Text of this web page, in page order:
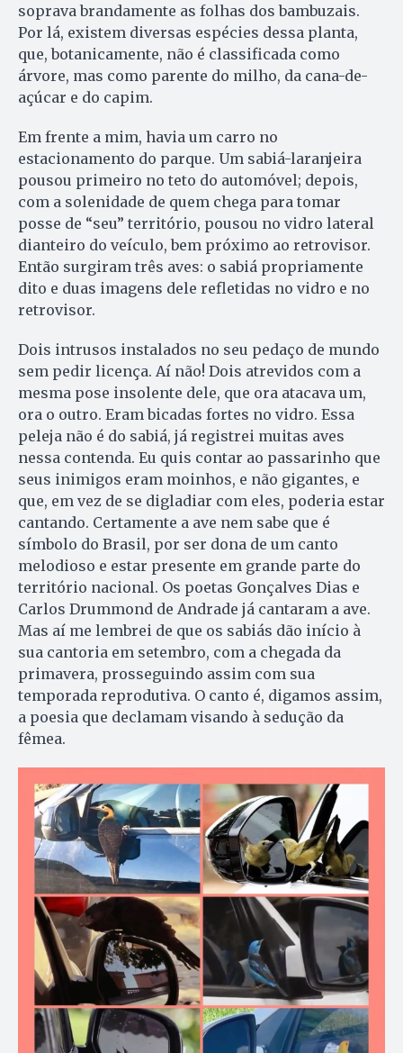
soprava brandamente as folhas dos bambuzais.
Por lá, existem diversas espécies dessa planta,
que, botanicamente, não é classificada como
árvore, mas como parente do milho, da cana-de-
açúcar e do capim.
Em frente a mim, havia um carro no
estacionamento do parque. Um sabiá-laranjeira
pousou primeiro no teto do automóvel; depois,
com a solenidade de quem chega para tomar
posse de “seu” território, pousou no vidro lateral
dianteiro do veículo, bem próximo ao retrovisor.
Então surgiram três aves: o sabiá propriamente
dito e duas imagens dele refletidas no vidro e no
retrovisor.
Dois intrusos instalados no seu pedaço de mundo
sem pedir licença. Aí não! Dois atrevidos com a
mesma pose insolente dele, que ora atacava um,
ora o outro. Eram bicadas fortes no vidro. Essa
peleja não é do sabiá, já registrei muitas aves
nessa contenda. Eu quis contar ao passarinho que
seus inimigos eram moinhos, e não gigantes, e
que, em vez de se digladiar com eles, poderia estar
cantando. Certamente a ave nem sabe que é
símbolo do Brasil, por ser dona de um canto
melodioso e estar presente em grande parte do
território nacional. Os poetas Gonçalves Dias e
Carlos Drummond de Andrade já cantaram a ave.
Mas aí me lembrei de que os sabiás dão início à
sua cantoria em setembro, com a chegada da
primavera, prosseguindo assim com sua
temporada reprodutiva. O canto é, digamos assim,
a poesia que declamam visando à sedução da
fêmea.